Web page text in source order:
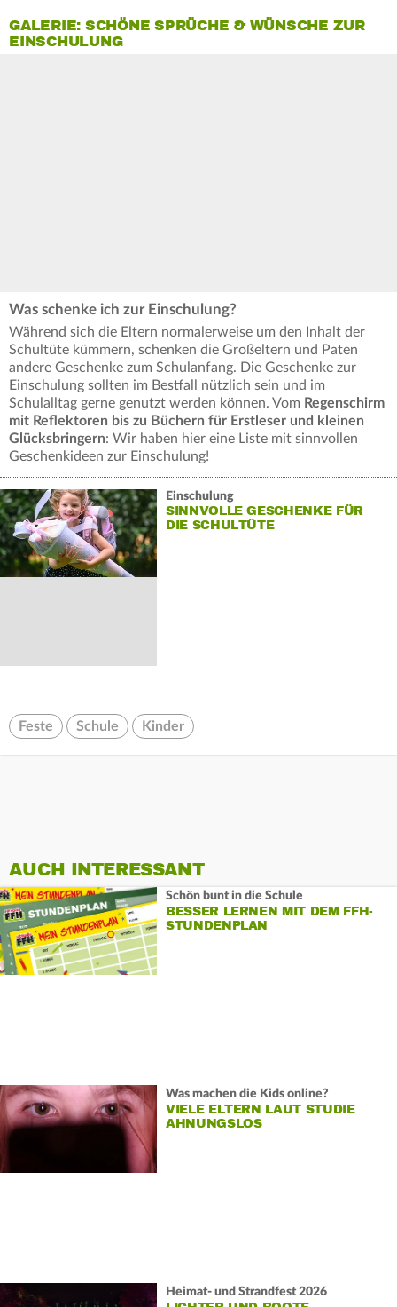
GALERIE: SCHÖNE SPRÜCHE & WÜNSCHE ZUR
EINSCHULUNG
Was schenke ich zur Einschulung?
Während sich die Eltern normalerweise um den Inhalt der
Schultüte kümmern, schenken die Großeltern und Paten
andere Geschenke zum Schulanfang. Die Geschenke zur
Einschulung sollten im Bestfall nützlich sein und im
Schulalltag gerne genutzt werden können. Vom Regenschirm
mit Reflektoren bis zu Büchern für Erstleser und kleinen
Glücksbringern: Wir haben hier eine Liste mit sinnvollen
Geschenkideen zur Einschulung!
Einschulung
SINNVOLLE GESCHENKE FÜR
DIE SCHULTÜTE
Feste Schule Kinder
AUCH INTERESSANT
Schön bunt in die Schule
BESSER LERNEN MIT DEM FFH-
STUNDENPLAN
Was machen die Kids online?
VIELE ELTERN LAUT STUDIE
AHNUNGSLOS
Heimat- und Strandfest 2026